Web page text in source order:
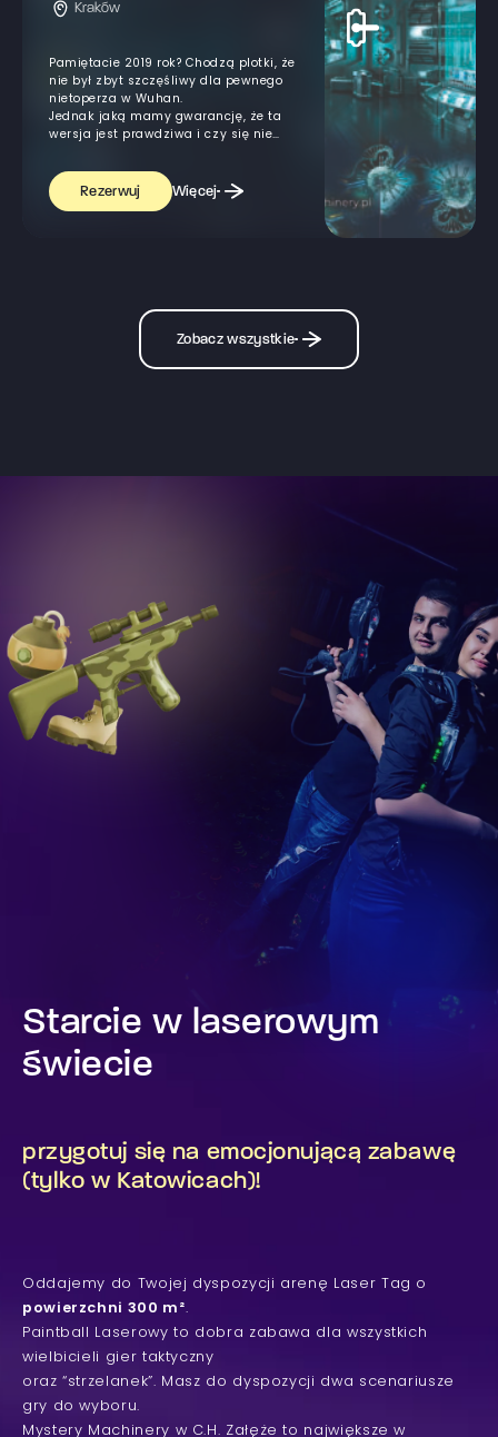
Kraków
Pamiętacie 2019 rok? Chodzą plotki, że
nie był zbyt szczęśliwy dla pewnego
nietoperza w Wuhan.
Jednak jaką mamy gwarancję, że ta
wersja jest prawdziwa i czy się nie
Rezerwuj Więcej
Zobacz wszystkie
Starcie w laserowym
świecie
przygotuj się na emocjonującą zabawę
(tylko w Katowicach)!
Oddajemy do Twojej dyspozycji arenę Laser Tag o
powierzchni 300 m².
Paintball Laserowy to dobra zabawa dla wszystkich
wielbicieli gier taktyczny
oraz “strzelanek”. Masz do dyspozycji dwa scenariusze
gry do wyboru.
Mystery Machinery w C.H. Załęże to największe w